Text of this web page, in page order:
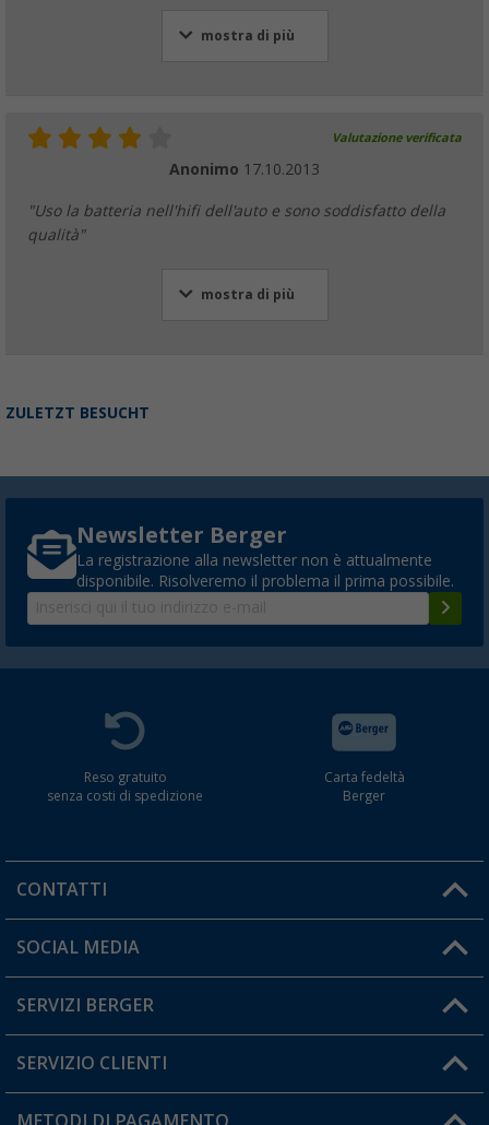
mostra di più
Valutazione verificata
Anonimo 17.10.2013
"Uso la batteria nell'hifi dell'auto e sono soddisfatto della
qualità"
mostra di più
ZULETZT BESUCHT
Newsletter Berger
La registrazione alla newsletter non è attualmente
disponibile. Risolveremo il problema il prima possibile.
Reso gratuito
senza costi di spedizione
Carta fedeltà
Berger
CONTATTI
Orari di apertura del servizio:
Hai una domanda?
SOCIAL MEDIA
SERVIZI BERGER
Diventare rivenditori
Il mio Account
SERVIZIO CLIENTI